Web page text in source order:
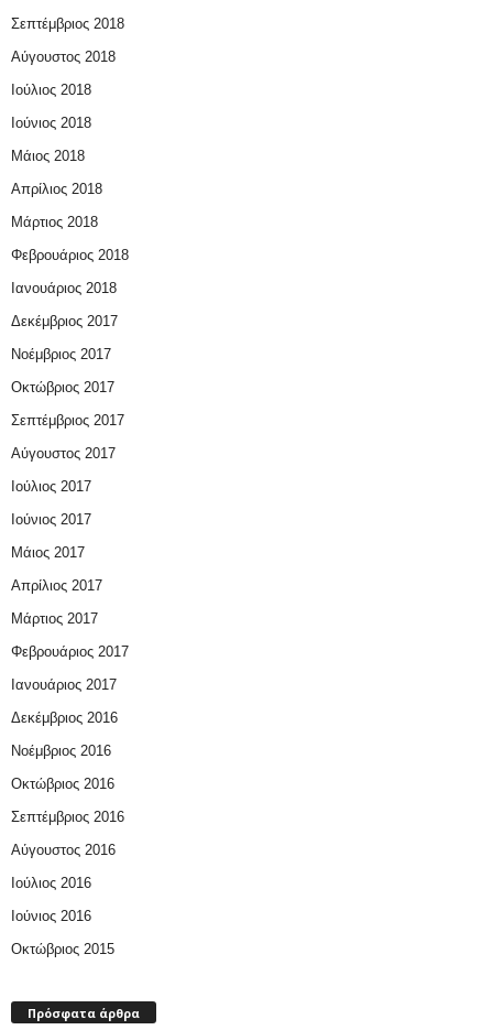
Σεπτέμβριος 2018
Αύγουστος 2018
Ιούλιος 2018
Ιούνιος 2018
Μάιος 2018
Απρίλιος 2018
Μάρτιος 2018
Φεβρουάριος 2018
Ιανουάριος 2018
Δεκέμβριος 2017
Νοέμβριος 2017
Οκτώβριος 2017
Σεπτέμβριος 2017
Αύγουστος 2017
Ιούλιος 2017
Ιούνιος 2017
Μάιος 2017
Απρίλιος 2017
Μάρτιος 2017
Φεβρουάριος 2017
Ιανουάριος 2017
Δεκέμβριος 2016
Νοέμβριος 2016
Οκτώβριος 2016
Σεπτέμβριος 2016
Αύγουστος 2016
Ιούλιος 2016
Ιούνιος 2016
Οκτώβριος 2015
Πρόσφατα άρθρα